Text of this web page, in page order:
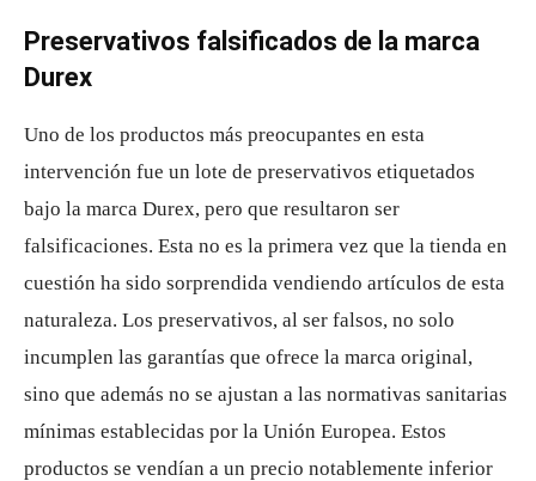
Preservativos falsificados de la marca
Durex
Uno de los productos más preocupantes en esta
intervención fue un lote de preservativos etiquetados
bajo la marca Durex, pero que resultaron ser
falsificaciones. Esta no es la primera vez que la tienda en
cuestión ha sido sorprendida vendiendo artículos de esta
naturaleza. Los preservativos, al ser falsos, no solo
incumplen las garantías que ofrece la marca original,
sino que además no se ajustan a las normativas sanitarias
mínimas establecidas por la Unión Europea. Estos
productos se vendían a un precio notablemente inferior